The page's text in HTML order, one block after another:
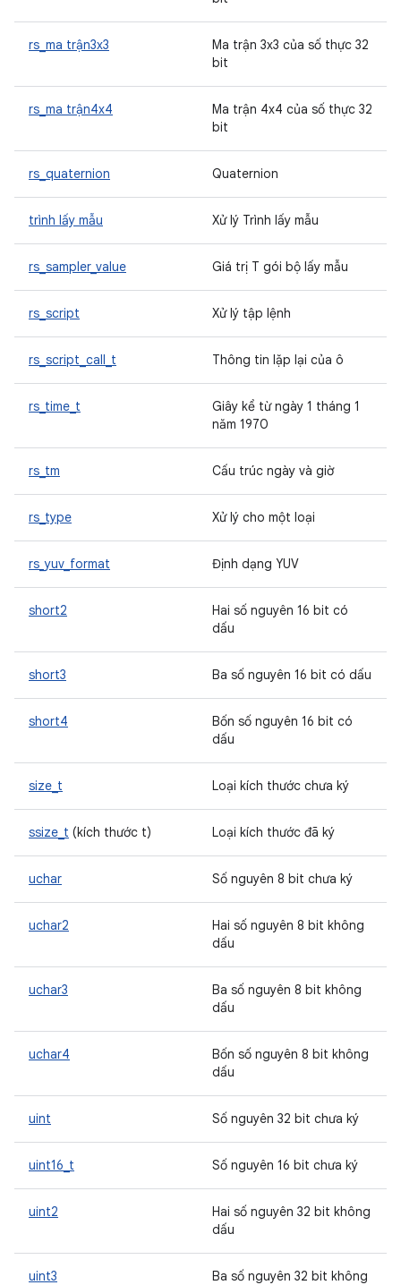
rs_ma trận3x3
Ma trận 3x3 của số thực 32
bit
rs_ma trận4x4
Ma trận 4x4 của số thực 32
bit
rs_quaternion Quaternion
trình lấy mẫu Xử lý Trình lấy mẫu
rs_sampler_value Giá trị T gói bộ lấy mẫu
rs_script Xử lý tập lệnh
rs_script_call_t Thông tin lặp lại của ô
rs_time_t
Giây kể từ ngày 1 tháng 1
năm 1970
rs_tm Cấu trúc ngày và giờ
rs_type Xử lý cho một loại
rs_yuv_format Định dạng YUV
short2
Hai số nguyên 16 bit có
dấu
short3 Ba số nguyên 16 bit có dấu
short4
Bốn số nguyên 16 bit có
dấu
size_t Loại kích thước chưa ký
ssize_t (kích thước t) Loại kích thước đã ký
uchar Số nguyên 8 bit chưa ký
uchar2
Hai số nguyên 8 bit không
dấu
uchar3
Ba số nguyên 8 bit không
dấu
uchar4
Bốn số nguyên 8 bit không
dấu
uint Số nguyên 32 bit chưa ký
uint16_t Số nguyên 16 bit chưa ký
uint2
Hai số nguyên 32 bit không
dấu
uint3
Ba số nguyên 32 bit không